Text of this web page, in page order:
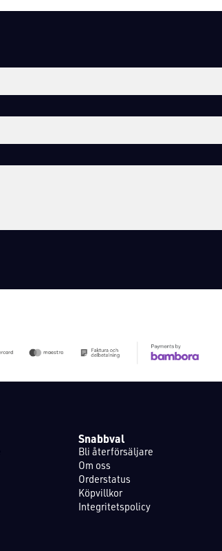
Snabbval
Bli återförsäljare
Om oss
Orderstatus
Köpvillkor
Integritetspolicy